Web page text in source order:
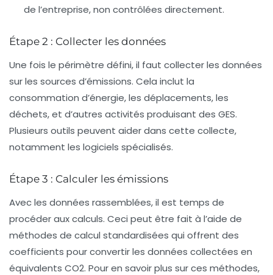
de l’entreprise, non contrôlées directement.
Étape 2 : Collecter les données
Une fois le périmètre défini, il faut collecter les données
sur les sources d’émissions. Cela inclut la
consommation d’énergie, les déplacements, les
déchets, et d’autres activités produisant des GES.
Plusieurs outils peuvent aider dans cette collecte,
notamment les logiciels spécialisés.
Étape 3 : Calculer les émissions
Avec les données rassemblées, il est temps de
procéder aux calculs. Ceci peut être fait à l’aide de
méthodes de calcul standardisées qui offrent des
coefficients pour convertir les données collectées en
équivalents CO2. Pour en savoir plus sur ces méthodes,